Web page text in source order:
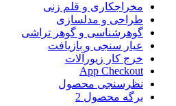
مخراجکاری و قلم زنی
طراحی و مدلسازی
گوهرشناسی و گوهر تراشی
عیار سنجی و بازیافت
خرج کار زیورآلات
App Checkout
نظرسنجی محصول
برگه محصول 2